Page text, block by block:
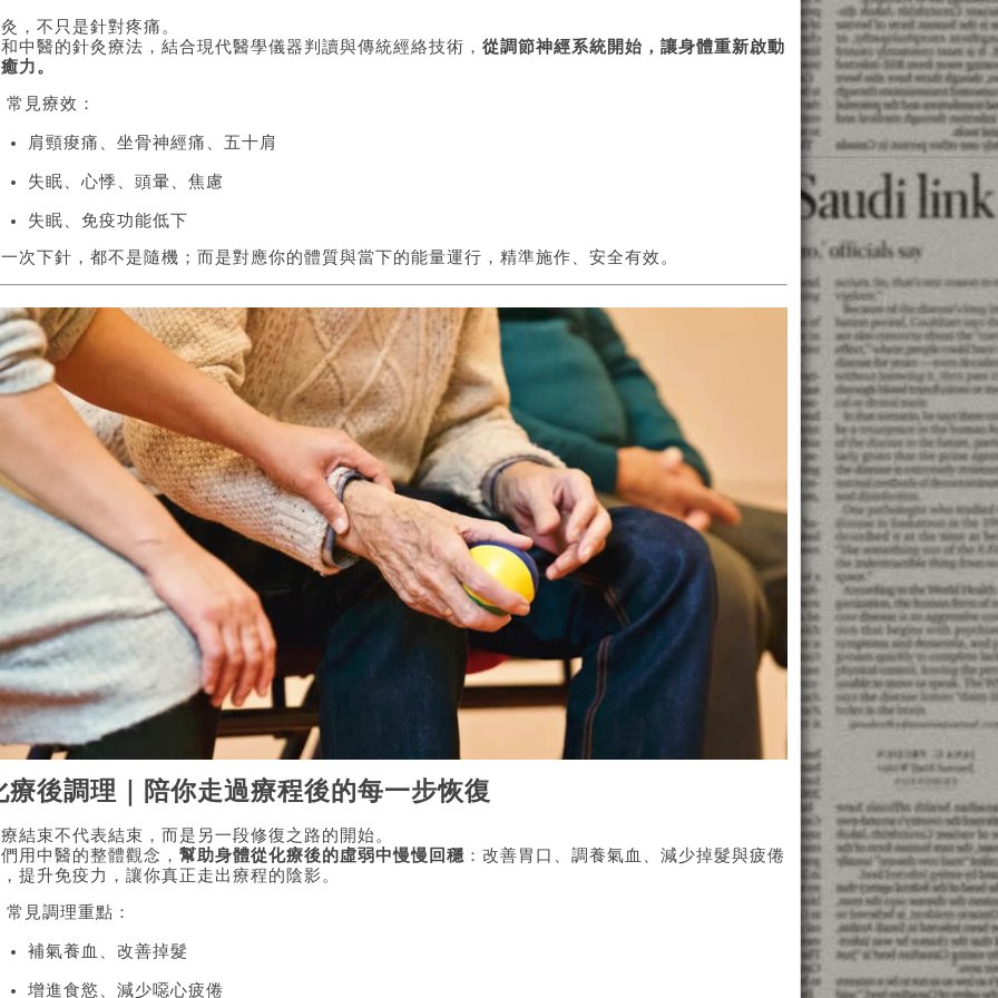
，不只是針對疼痛。
中醫的針灸療法，結合現代醫學儀器判讀與傳統經絡技術， 從調節神經系統開始，讓身體重新啟動
力。
常見療效：
肩頸痠痛、坐骨神經痛、五十肩
失眠、心悸、頭暈、焦慮
失眠、免疫功能低下
次下針，都不是隨機；而是對應你的體質與當下的能量運行，精準施作、安全有效。
療後調理｜陪你走過療程後的每一步恢復
結束不代表結束，而是另一段修復之路的開始。
用中醫的整體觀念， 幫助身體從化療後的虛弱中慢慢回穩 ：改善胃口、調養氣血、減少掉髮與疲倦
提升免疫力，讓你真正走出療程的陰影。
常見調理重點：
補氣養血、改善掉髮
增進食慾、減少噁心疲倦